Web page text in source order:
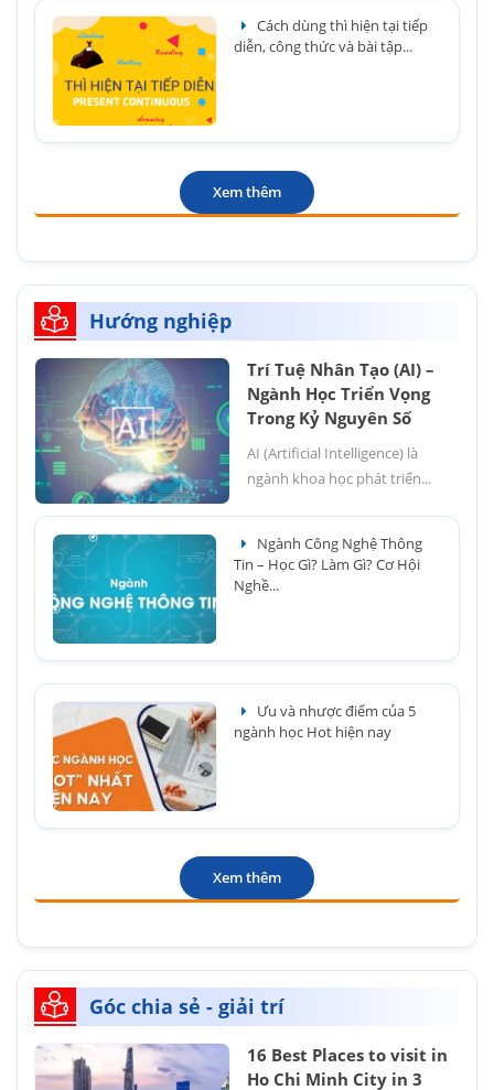
Cách dùng thì hiện tại tiếp
diễn, công thức và bài tập...
Xem thêm
Hướng nghiệp
Trí Tuệ Nhân Tạo (AI) –
Ngành Học Triển Vọng
Trong Kỷ Nguyên Số
AI (Artificial Intelligence) là
ngành khoa học phát triển...
Ngành Công Nghệ Thông
Tin – Học Gì? Làm Gì? Cơ Hội
Nghề...
Ưu và nhược điểm của 5
ngành học Hot hiện nay
Xem thêm
Góc chia sẻ - giải trí
16 Best Places to visit in
Ho Chi Minh City in 3